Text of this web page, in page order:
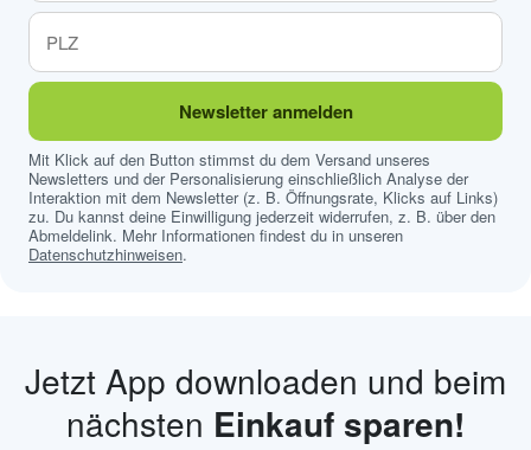
Newsletter anmelden
Mit Klick auf den Button stimmst du dem Versand unseres
Newsletters und der Personalisierung einschließlich Analyse der
Interaktion mit dem Newsletter (z. B. Öffnungsrate, Klicks auf Links)
zu. Du kannst deine Einwilligung jederzeit widerrufen, z. B. über den
Abmeldelink. Mehr Informationen findest du in unseren
Datenschutzhinweisen.
Jetzt App downloaden und beim
nächsten Einkauf sparen!